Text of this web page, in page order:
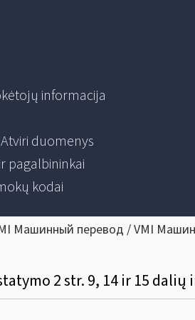
informacija
duomenys
pagalbininkai
kodai
Машинный перевод / VMI